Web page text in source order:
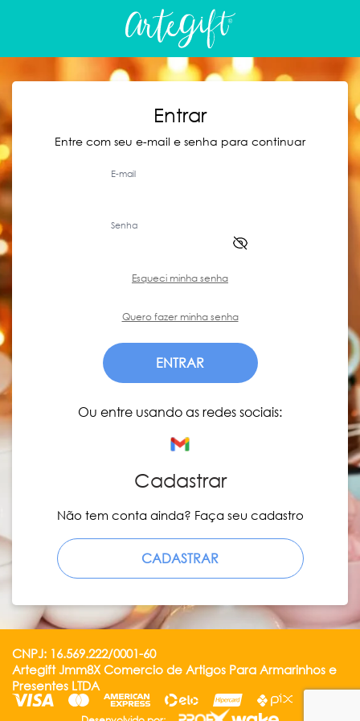
Entrar
Entre com seu e-mail e senha para continuar
E-mail
Senha
Esqueci minha senha
Quero fazer minha senha
ENTRAR
Ou entre usando as redes sociais:
Cadastrar
Não tem conta ainda? Faça seu cadastro
CADASTRAR
CNPJ: 16.569.222/0001-60
Artegift Jmm8X Comercio de Artigos Para Armarinhos e
Presentes LTDA